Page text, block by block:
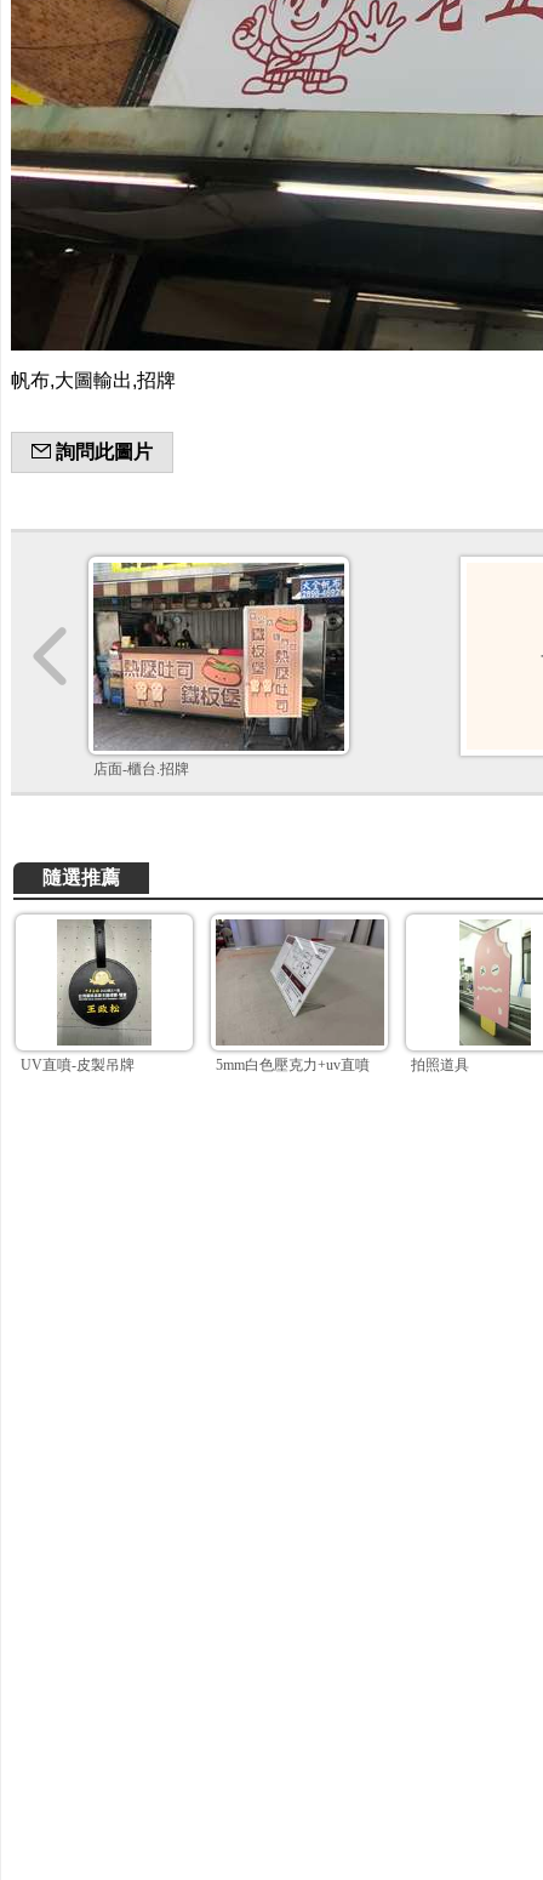
帆布,大圖輸出,招牌
詢問此圖片
店面-櫃台.招牌
隨選推薦
UV直噴-皮製吊牌 5mm白色壓克力+uv直噴 拍照道具